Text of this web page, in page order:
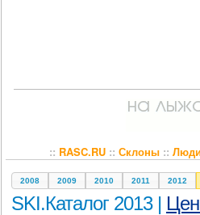
:: RASC.RU:: Склоны::
2008 2009 2010 2011 2012
SKI.Каталог 2013 |